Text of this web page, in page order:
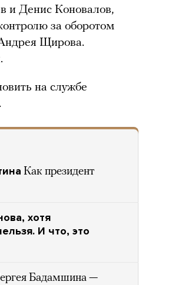
и Денис Коновалов,
за оборотом
Щирова.
на службе
Как президент
хотя
И что, это
Бадамшина —